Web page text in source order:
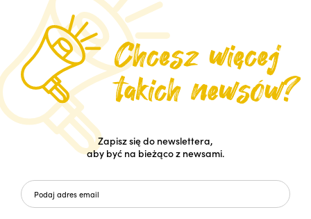
Zapisz się do newslettera,
aby być na bieżąco z newsami.